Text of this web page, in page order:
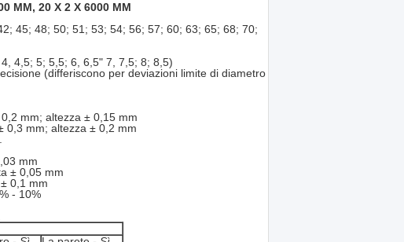
MM, 20 X 2 X 6000 MM
45; 48; 50; 51; 53; 54; 56; 57; 60; 63; 65; 68; 70;
4,5; 5; 5,5; 6, 6,5" 7, 7,5; 8; 8,5)
(differiscono per deviazioni limite di diametro
mm; altezza ± 0,15 mm
0,3 mm; altezza ± 0,2 mm
mm
± 0,05 mm
0,1 mm
- 10%